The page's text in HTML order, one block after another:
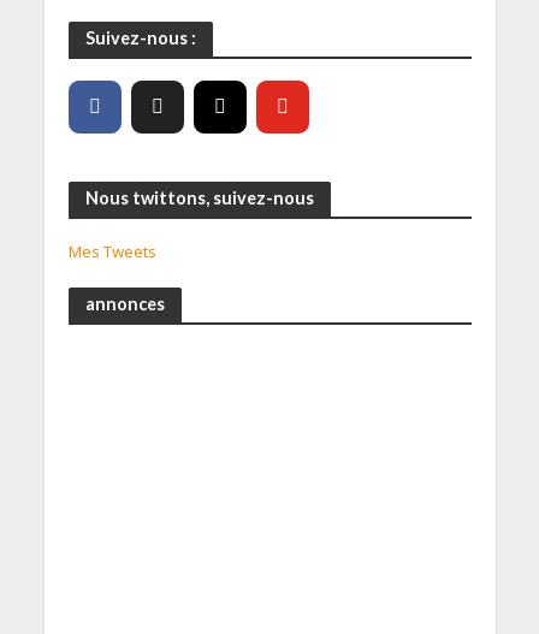
Suivez-nous :
Nous twittons, suivez-nous
Mes Tweets
annonces